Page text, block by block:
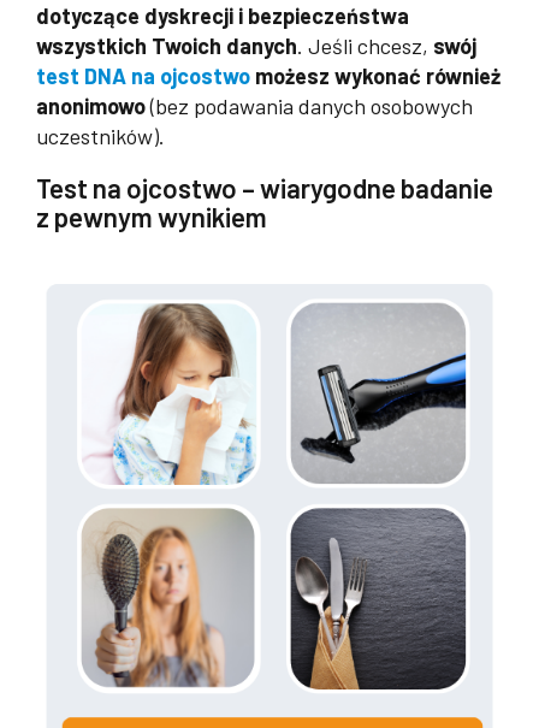
dotyczące dyskrecji i bezpieczeństwa
wszystkich Twoich danych. Jeśli chcesz, swój
test DNA na ojcostwo możesz wykonać również
anonimowo(bez podawania danych osobowych
uczestników).
Test na ojcostwo – wiarygodne badanie
z pewnym wynikiem